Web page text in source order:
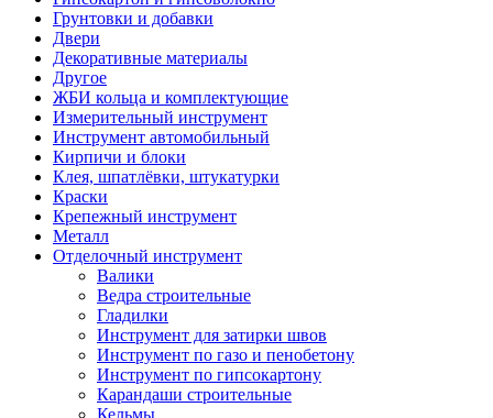
Грунтовки и добавки
Двери
Декоративные материалы
Другое
ЖБИ кольца и комплектующие
Измерительный инструмент
Инструмент автомобильный
Кирпичи и блоки
Клея, шпатлёвки, штукатурки
Краски
Крепежный инструмент
Металл
Отделочный инструмент
Валики
Ведра строительные
Гладилки
Инструмент для затирки швов
Инструмент по газо и пенобетону
Инструмент по гипсокартону
Карандаши строительные
Кельмы